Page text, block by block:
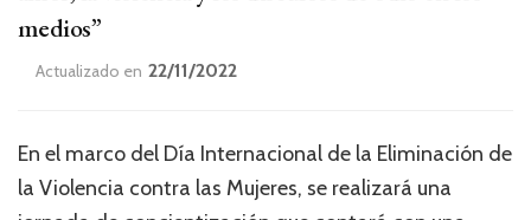
medios”
Actualizado en 22/11/2022
En el marco del Día Internacional de la Eliminación de
la Violencia contra las Mujeres, se realizará una